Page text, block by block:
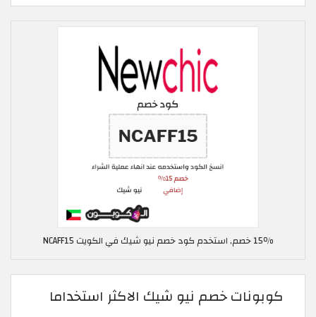
15٪ خصم, استخدم كود خصم نيو شيك في الكويت NCAFF15
كوبونات خصم نيو شيك الاكثر استخداما